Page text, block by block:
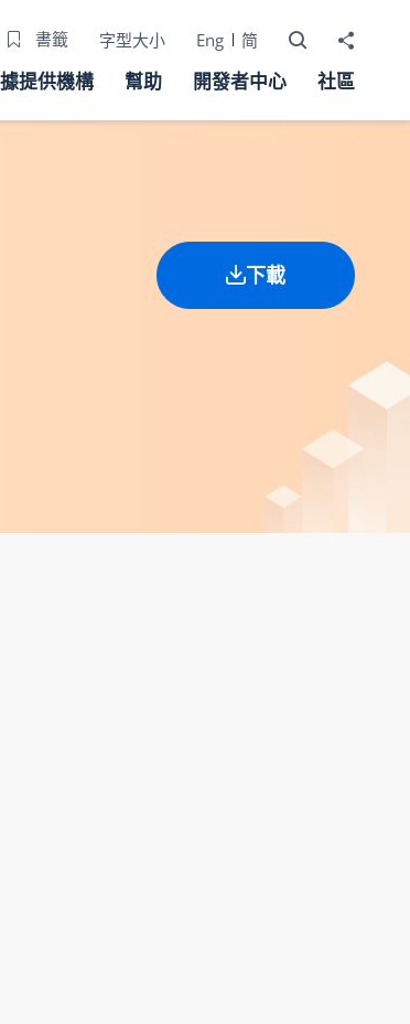
書籤 字型大小 Eng 简 打開搜尋器
分享至
提供機構 幫助 開發者中心 社區
下載